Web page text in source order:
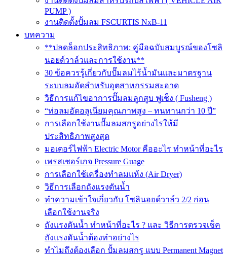
PUMP )
งานติดตั้งปั้มลม FSCURTIS NxB-11
บทความ
**ปลดล็อกประสิทธิภาพ: คู่มือฉบับสมบูรณ์ของโซลิ
นอยด์วาล์วและการใช้งาน**
30 ข้อควรรู้เกี่ยวกับปั๊มลมไร้น้ำมันและมาตรฐาน
ระบบลมอัดสำหรับอุตสาหกรรมสะอาด
วิธีการแก้ไขอาการปั๊มลมลูกสูบ ฟูเช็ง ( Fusheng )
“ท่อลมอัดอลูเนียมคุณภาพสูง – ทนทานกว่า 10 ปี”
การเลือกใช้งานปั๊มลมสกรูอย่างไรให้มี
ประสิทธิภาพสูงสุด
มอเตอร์ไฟฟ้า Electric Motor คืออะไร ทำหน้าที่อะไร
เพรสเชอร์เกจ Pressure Guage
การเลือกใช้เครื่องทำลมแห้ง (Air Dryer)
วิธีการเลือกถังแรงดันน้ำ
ทำความเข้าใจเกี่ยวกับ โซลินอยด์วาล์ว 2/2 ก่อน
เลือกใช้งานจริง
ถังแรงดันน้ำ ทำหน้าที่อะไร ? และ วิธีการตรวจเช็ค
ถังแรงดันน้ำต้องทำอย่างไร
ทำไมถึงต้องเลือก ปั้มลมสกรู แบบ Permanent Magnet